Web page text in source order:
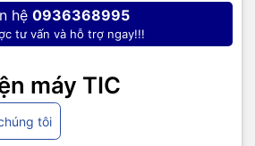
hệ 0936368995
tư vấn và hỗ trợ ngay!!!
máy TIC
tôi
họa onboard Intel UHD Graphics với 24
tối đa đạt 1050MHz hỗ trợ DirectX 12
các công nghệ đồ họa khác như Intel
Clear Video HD đáp ứng sử dụng tốt các